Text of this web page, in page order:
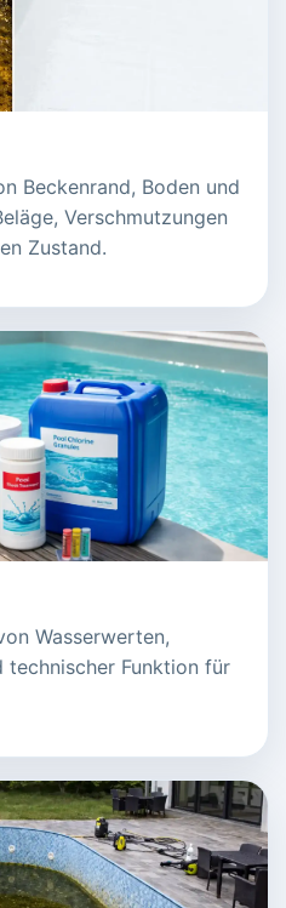
Beckenrand, Boden und
Verschmutzungen
Zustand.
Wasserwerten,
technischer Funktion für